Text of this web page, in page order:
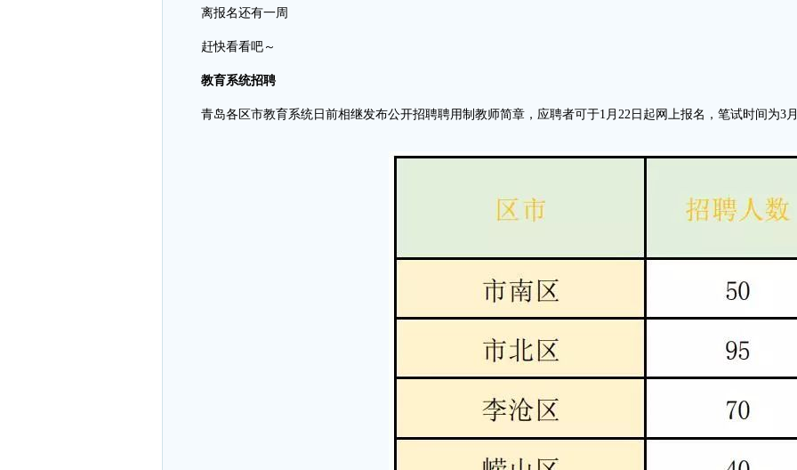
离报名还有一周
赶快看看吧～
教育系统招聘
青岛各区市教育系统日前相继发布公开招聘聘用制教师简章，应聘者可于1月22日起网上报名，笔试时间为3